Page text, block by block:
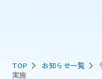
TOP お知らせ一覧
実施